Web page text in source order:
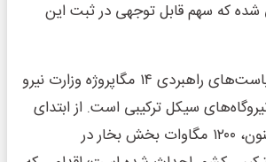
که سهم قابل توجهی در ثبت این
او افزود: از دیگر سیاست‌های راهبردی ۱۴ مگاپروژه وزارت نیرو
سیکل ترکیبی است. از ابتدای
دولت چهاردهم تاکنون، ۱۲۰۰ مگاوات بخش بخار در